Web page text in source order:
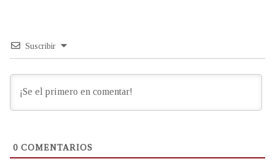
Suscribir
0 COMENTARIOS